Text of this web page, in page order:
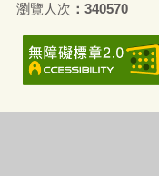
瀏覽人次
340570